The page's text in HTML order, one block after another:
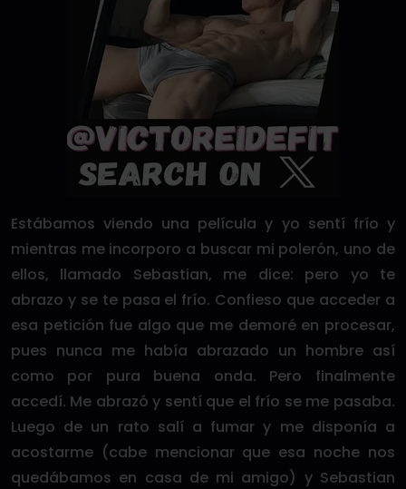
Estábamos viendo una película y yo sentí frío y
mientras me incorporo a buscar mi polerón, uno de
ellos, llamado Sebastian, me dice: pero yo te
abrazo y se te pasa el frío. Confieso que acceder a
esa petición fue algo que me demoré en procesar,
pues nunca me había abrazado un hombre así
como por pura buena onda. Pero finalmente
accedí. Me abrazó y sentí que el frío se me pasaba.
Luego de un rato salí a fumar y me disponía a
acostarme (cabe mencionar que esa noche nos
quedábamos en casa de mi amigo) y Sebastian